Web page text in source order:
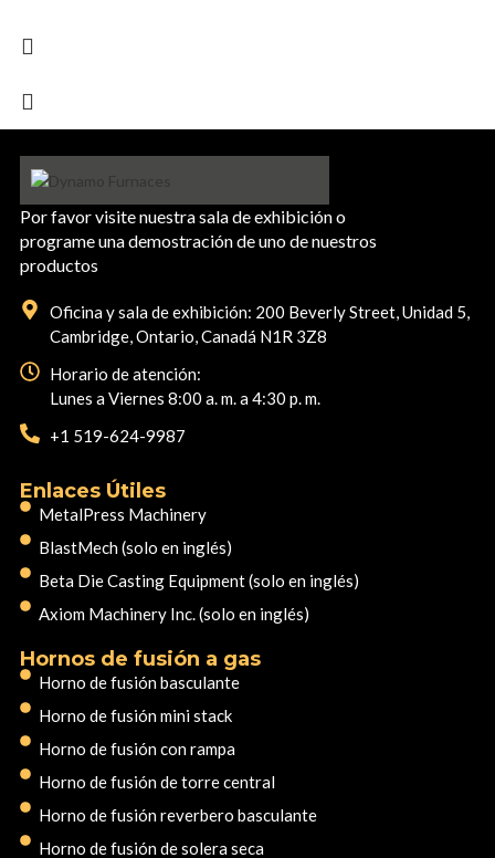
Por favor visite nuestra sala de exhibición o
programe una demostración de uno de nuestros
productos
Oficina y sala de exhibición: 200 Beverly Street, Unidad 5,
Cambridge, Ontario, Canadá N1R 3Z8
Horario de atención:
Lunes a Viernes 8:00 a. m. a 4:30 p. m.
+1 519-624-9987
Enlaces Útiles
MetalPress Machinery
BlastMech (solo en inglés)
Beta Die Casting Equipment (solo en inglés)
Axiom Machinery Inc. (solo en inglés)
Hornos de fusión a gas
Horno de fusión basculante
Horno de fusión mini stack
Horno de fusión con rampa
Horno de fusión de torre central
Horno de fusión reverbero basculante
Horno de fusión de solera seca